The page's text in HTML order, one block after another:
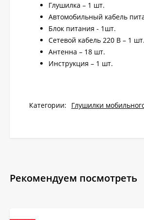
Глушилка – 1 шт.
Автомобильный кабель
Блок питания - 1шт.
Сетевой кабель 220 В – 1 шт.
Антенна – 18 шт.
Инструкция – 1 шт.
Категории: Глушилки
Рекомендуем посмотреть